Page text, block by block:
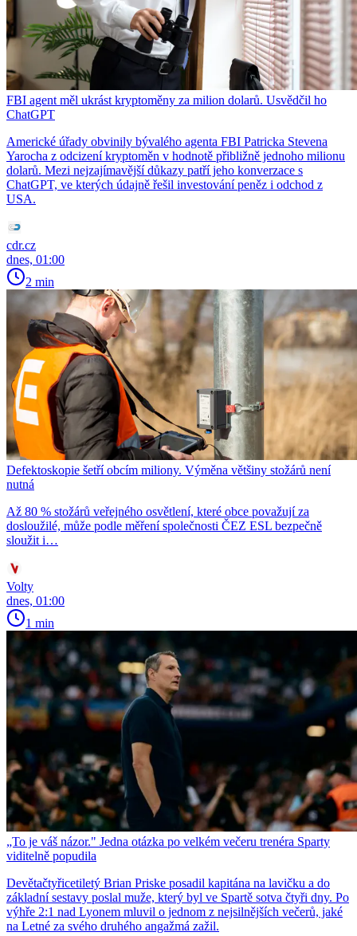
FBI agent měl ukrást kryptoměny za milion dolarů. Usvědčil ho
ChatGPT
Americké úřady obvinily bývalého agenta FBI Patricka Stevena
Yarocha z odcizení kryptoměn v hodnotě přibližně jednoho milionu
dolarů. Mezi nejzajímavější důkazy patří jeho konverzace s
ChatGPT, ve kterých údajně řešil investování peněz i odchod z
USA.
cdr.cz
dnes, 01:00
2 min
Defektoskopie šetří obcím miliony. Výměna většiny stožárů není
nutná
Až 80 % stožárů veřejného osvětlení, které obce považují za
dosloužilé, může podle měření společnosti ČEZ ESL bezpečně
sloužit i…
Volty
dnes, 01:00
1 min
„To je váš názor." Jedna otázka po velkém večeru trenéra Sparty
viditelně popudila
Devětačtyřicetiletý Brian Priske posadil kapitána na lavičku a do
základní sestavy poslal muže, který byl ve Spartě sotva čtyři dny. Po
výhře 2:1 nad Lyonem mluvil o jednom z nejsilnějších večerů, jaké
na Letné za svého druhého angažmá zažil.